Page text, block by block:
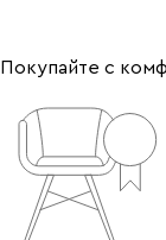
Покупайте с